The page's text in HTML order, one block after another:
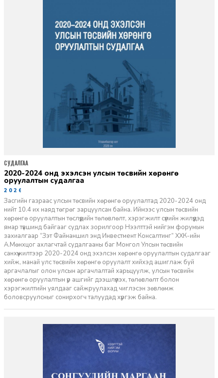
2020-2024 онд эхэлсэн улсын төсвийн хөрөнгө
оруулалтын судалгаа
2026-01-30
Засгийн газраас улсын төсвийн хөрөнгө оруулалтад 2020-2024 онд
нийт 10.4 их наяд төгрөг зарцуулсан байна. Иймээс улсын төсвийн
хөрөнгө оруулалтын төслүүдийн төлөвлөлт, хэрэгжилт сүүлийн жилүүдэд
ямар түвшинд байгааг судлах зорилгоор Нээлттэй нийгэм форумын
захиалгаар “Зэт Файнаншил энд Инвестмент Консалтинг” ХХК-ийн
А.Мөнхцог ахлагчтай судалгааны баг Монгол Улсын төсвийн
санхүүжилтээр 2020-2024 онд эхэлсэн хөрөнгө оруулалтын судалгааг
хийж, манай улс төсвийн хөрөнгө оруулалт хийхэд ашиглаж буй
аргачлалыг олон улсын аргачлалтай харьцуулж, улсын төсвийн
хөрөнгө оруулалтын үр ашгийг дээшлүүлэх, төлөвлөлт болон
хэрэгжилтийн уялдааг сайжруулахад чиглэсэн зөвлөмж
боловсруулсныг сонирхогч талуудад хүргэж байна.
СУДАЛГАА